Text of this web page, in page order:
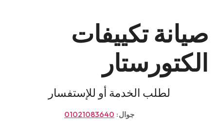
صيانة تكييفات
الكتورستار
لطلب الخدمة أو للإستفسار
جوال: 01021083640